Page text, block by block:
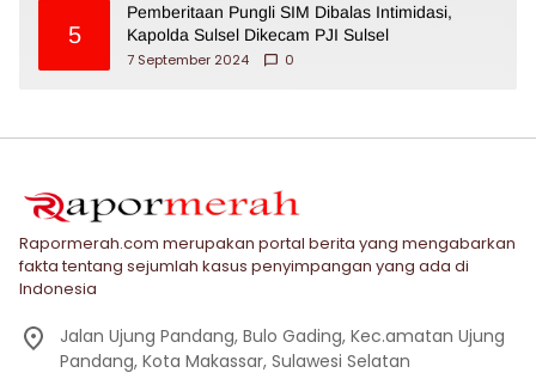
5
Pemberitaan Pungli SIM Dibalas Intimidasi,
Kapolda Sulsel Dikecam PJI Sulsel
7 September 2024
0
Rapormerah.com merupakan portal berita yang mengabarkan
fakta tentang sejumlah kasus penyimpangan yang ada di
Indonesia
Jalan Ujung Pandang, Bulo Gading, Kec.amatan Ujung
Pandang, Kota Makassar, Sulawesi Selatan